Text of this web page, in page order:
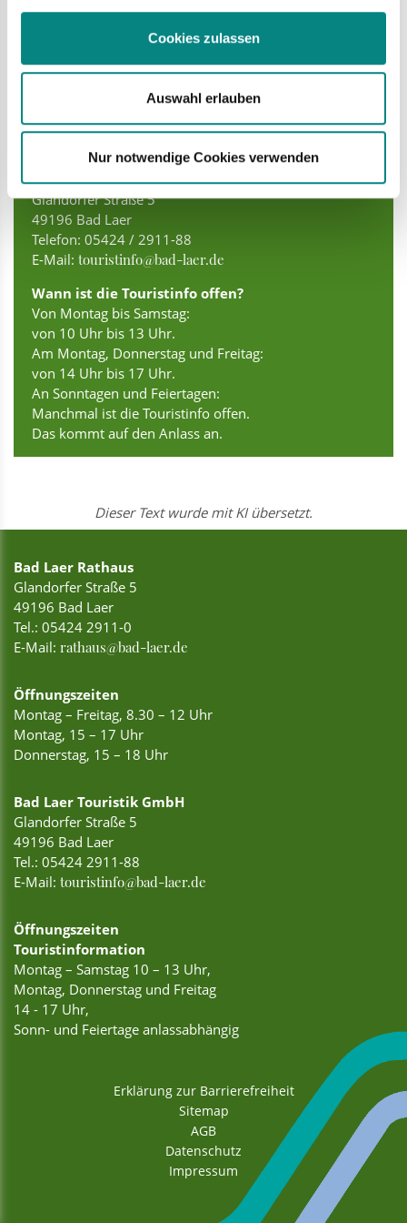
Cookies zulassen
Auswahl erlauben
Nur notwendige Cookies verwenden
Kommen Sie uns besuchen.Das
Team von Bad Laer Touristik
freut sich.Wir warten auf Sie.
Touristinfo in Bad Laer
Glandorfer Straße 5
49196 Bad Laer
Telefon: 05424 / 2911-88
E-Mail: touristinfo@bad-laer.de
Wann ist die Touristinfo offen?
Von Montag bis Samstag:
von 10 Uhr bis 13 Uhr.
Am Montag, Donnerstag und Freitag:
von 14 Uhr bis 17 Uhr.
An Sonntagen und Feiertagen:
Manchmal ist die Touristinfo offen.
Das kommt auf den Anlass an.
Dieser Text wurde mit KI übersetzt.
Bad Laer Rathaus
Glandorfer Straße 5
49196 Bad Laer
Tel.: 05424 2911-0
E-Mail: rathaus@bad-laer.de
Öffnungszeiten
Montag – Freitag, 8.30 – 12 Uhr
Montag, 15 – 17 Uhr
Donnerstag, 15 – 18 Uhr
Bad Laer Touristik GmbH
Glandorfer Straße 5
49196 Bad Laer
Tel.: 05424 2911-88
E-Mail: touristinfo@bad-laer.de
Öffnungszeiten
Touristinformation
Montag – Samstag 10 – 13 Uhr,
Montag, Donnerstag und Freitag
14 - 17 Uhr,
Sonn- und Feiertage anlassabhängig
Erklärung zur Barrierefreiheit
Sitemap
AGB
Datenschutz
Impressum